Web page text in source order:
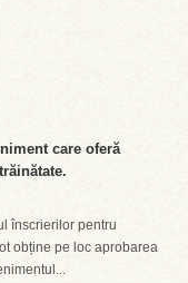
care oferă
înscrierilor pentru
obține pe loc aprobarea